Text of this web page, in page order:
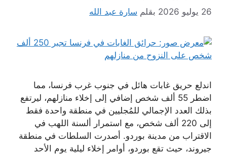
26 يوليو 2026 بقلم سارة عبد الله
اندلع حريق غابات هائل في جنوب غرب فرنسا، مما
اضطر 55 ألف شخص إضافي إلى إخلاء منازلهم، ليرتفع
بذلك العدد الإجمالي للمُجليين في منطقة واحدة فقط
إلى 220 ألف شخص، مع استمرار ألسنة اللهب في
الاقتراب من مدينة بوردو. أصدرت السلطات في منطقة
جيروند، حيث تقع بوردو، أوامر إخلاء ليلية يوم الأحد